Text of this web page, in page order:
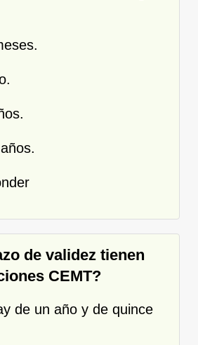
de validez tienen
CEMT?
de un año y de quince